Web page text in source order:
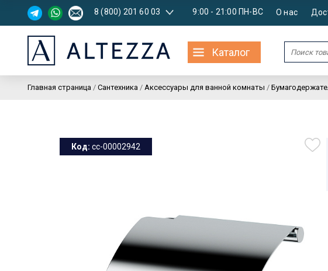
8 (800) 201 60 03 9:00 - 21:00 ПН-ВС О нас
Каталог
Главная страница / Сантехника / Аксессуары для ванной комнаты /
Код: cc-00002942